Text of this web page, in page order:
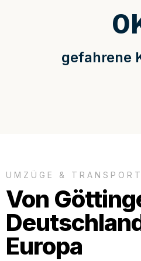
gefahrene
0
UMZÜGE &
Von
Europa